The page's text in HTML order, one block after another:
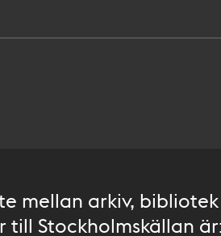
mellan arkiv,
till Stockholmskällan